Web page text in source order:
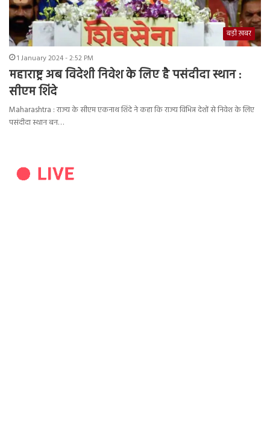
बड़ी ख़बर
1 January 2024 - 2:52 PM
महाराष्ट्र अब विदेशी निवेश के लिए है पसंदीदा स्थान :
सीएम शिंदे
Maharashtra : राज्य के सीएम एकनाथ शिंदे ने कहा कि राज्य विभिन्न देशों से निवेश के लिए
पसंदीदा स्थान बन…